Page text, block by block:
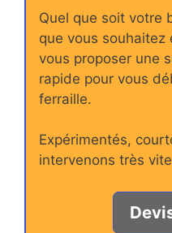
Quel que soit votre
que vous souhaitez
vous proposer une
rapide pour vous
ferraille.
Expérimentés,
intervenons très